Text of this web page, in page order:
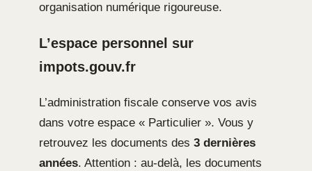
organisation numérique rigoureuse.
L’espace personnel sur
impots.gouv.fr
L’administration fiscale conserve vos avis
dans votre espace « Particulier ». Vous y
retrouvez les documents des 3 dernières
années. Attention : au-delà, les documents